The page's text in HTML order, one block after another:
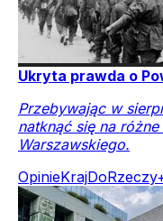
Ukryta prawda o
Przebywając w
natknąć się na
Warszawskiego.
OpinieKraj